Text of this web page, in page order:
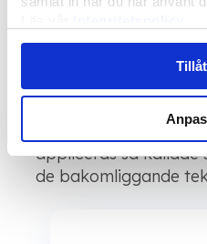
Läs mer om våraCookies
Säkerhet har alltid
Softadmin® och
7 och 8 har ett flertal
plattform är även att
appliceras så
de bakomliggande